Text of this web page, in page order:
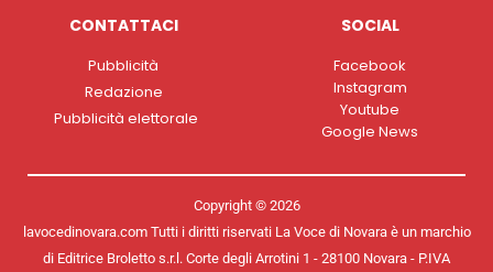
CONTATTACI
Pubblicità
Redazione
Pubblicità elettorale
SOCIAL
Facebook
Instagram
Youtube
Google News
Copyright © 2026
lavocedinovara.com Tutti i diritti riservati La Voce di Novara è un marchio
di Editrice Broletto s.r.l. Corte degli Arrotini 1 - 28100 Novara - P.IVA